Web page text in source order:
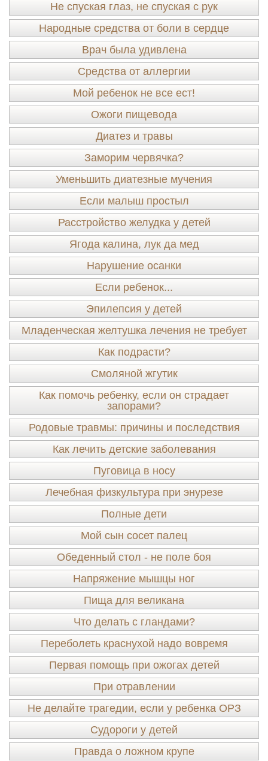
Не спуская глаз, не спуская с рук
Народные средства от боли в сердце
Врач была удивлена
Средства от аллергии
Мой ребенок не все ест!
Ожоги пищевода
Диатез и травы
Заморим червячка?
Уменьшить диатезные мучения
Если малыш простыл
Расстройство желудка у детей
Ягода калина, лук да мед
Нарушение осанки
Если ребенок...
Эпилепсия у детей
Младенческая желтушка лечения не требует
Как подрасти?
Смоляной жгутик
Как помочь ребенку, если он страдает
запорами?
Родовые травмы: причины и последствия
Как лечить детские заболевания
Пуговица в носу
Лечебная физкультура при энурезе
Полные дети
Мой сын сосет палец
Обеденный стол - не поле боя
Напряжение мышцы ног
Пища для великана
Что делать с гландами?
Переболеть краснухой надо вовремя
Первая помощь при ожогах детей
При отравлении
Не делайте трагедии, если у ребенка ОРЗ
Судороги у детей
Правда о ложном крупе